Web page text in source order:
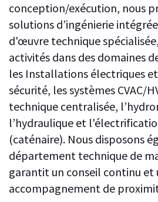
conception/exécution, nous
solutions d’ingénierie
d'œuvre technique
activités dans des domaines
les Installations électriques
sécurité, les systèmes CVAC/
technique centralisée,
l’hydraulique et
(caténaire). Nous disposons
département technique de
garantit un conseil continu et
accompagnement de